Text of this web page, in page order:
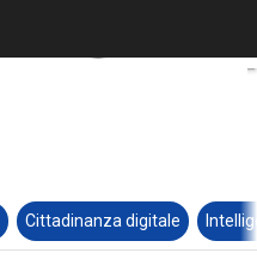
Cittadinanza digitale